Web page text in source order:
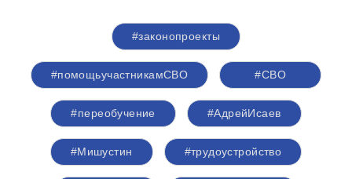
#законопроекты
#помощьучастникамСВО #СВО
#переобучение #АдрейИсаев
#Мишустин​ #трудоустройство